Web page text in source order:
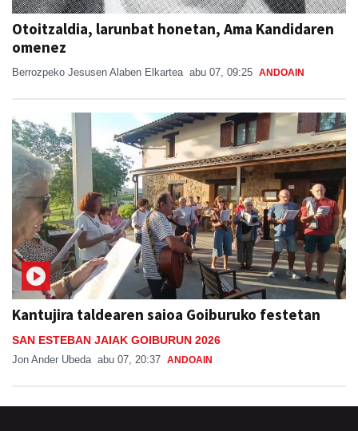
Otoitzaldia, larunbat honetan, Ama Kandidaren
omenez
Berrozpeko Jesusen Alaben Elkartea abu 07, 09:25 ANDOAIN
Kantujira taldearen saioa Goiburuko festetan
SAN ESTEBAN JAIAK GOIBURUN 2026
Jon Ander Ubeda abu 07, 20:37 ANDOAIN